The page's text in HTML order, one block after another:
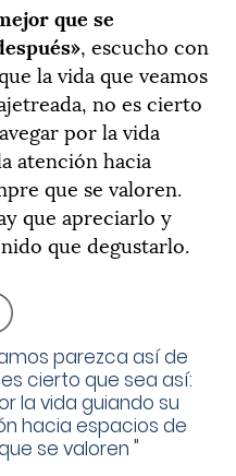
que se
, escucho con
la vida que veamos
no es cierto
por la vida
atención hacia
que se valoren.
que apreciarlo y
que degustarlo.
parezca así de
cierto que sea así:
la vida guiando su
hacia espacios de
se valoren "